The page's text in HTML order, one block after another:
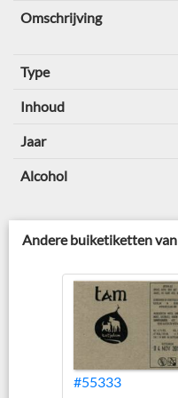
Omschrijving
Type
Inhoud
Jaar
Alcohol
Andere buiketiketten van
#55333